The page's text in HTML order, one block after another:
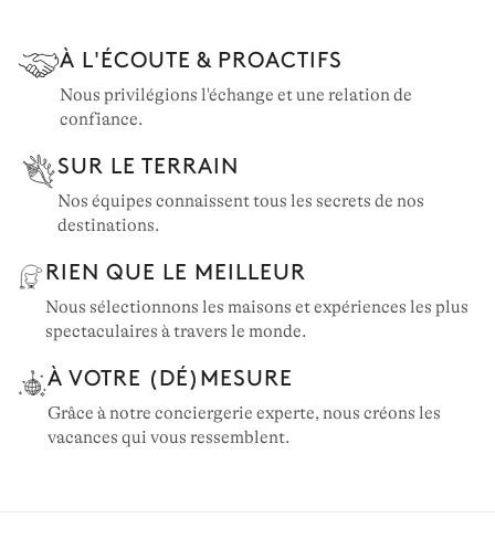
À L'ÉCOUTE & PROACTIFS
Nous privilégions l'échange et une relation de
confiance.
SUR LE TERRAIN
Nos équipes connaissent tous les secrets de nos
destinations.
RIEN QUE LE MEILLEUR
Nous sélectionnons les maisons et expériences les plus
spectaculaires à travers le monde.
À VOTRE (DÉ)MESURE
Grâce à notre conciergerie experte, nous créons les
vacances qui vous ressemblent.